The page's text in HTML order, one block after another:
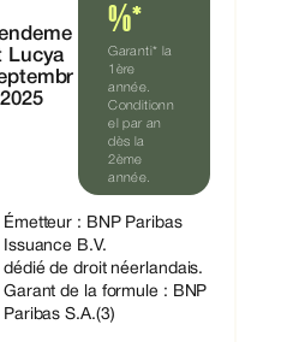
Lucya
%*
Garanti* la
1ère
année.
Conditionn
el par an
dès la
2ème
année.
Émetteur : BNP Paribas
Issuance B.V.
dédié de droit néerlandais.
Garant de la formule : BNP
Paribas S.A.(3)